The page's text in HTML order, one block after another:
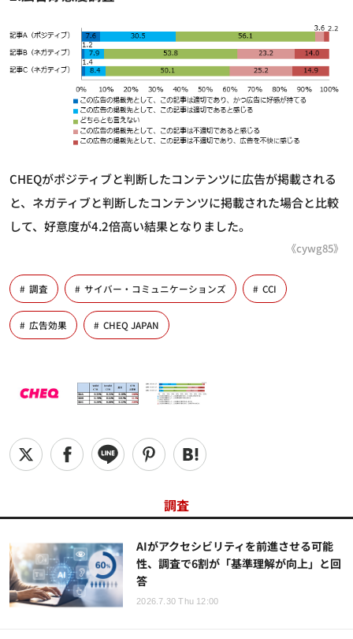
CHEQがポジティブと判断したコンテンツに広告が掲載される
と、ネガティブと判断したコンテンツに掲載された場合と比較
して、好意度が4.2倍高い結果となりました。
《cywg85》
調査 サイバー・コミュニケーションズ CCI
広告効果 CHEQ JAPAN
調査
AIがアクセシビリティを前進させる可能
性、調査で6割が「基準理解が向上」と回
答
2026.7.30 Thu 12:00